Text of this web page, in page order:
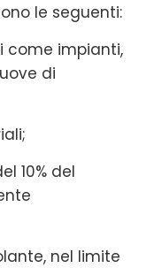
le seguenti:
come impianti,
di
10% del
nel limite